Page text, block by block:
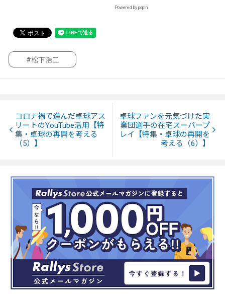
Powered by popIn
#松下浩二
コロナ禍で進んだ卓球アス
リートのYouTube活用【特
集・卓球の再開を考える
（5）】
卓球ファンを元気づけた実
業団選手の在宅スーパープ
レイ【特集・卓球の再開を
考える（6）】